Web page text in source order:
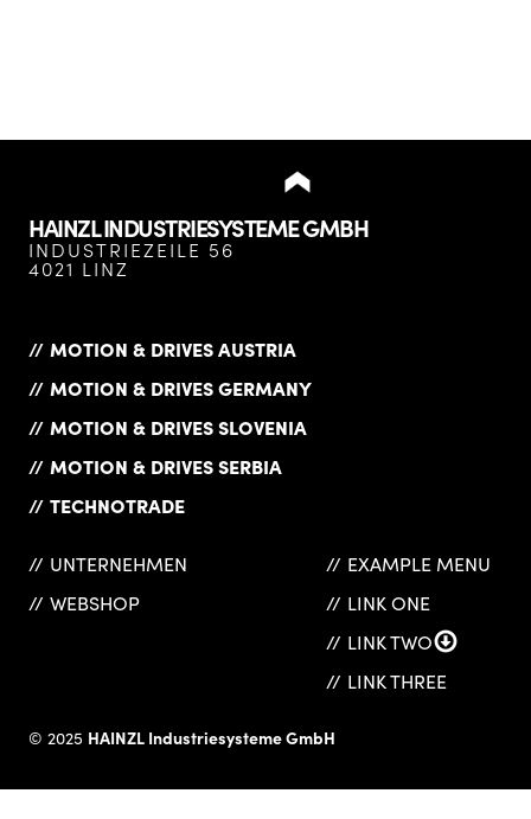
HAINZL INDUSTRIESYSTEME GMBH
INDUSTRIEZEILE 56
4021 LINZ
MOTION & DRIVES AUSTRIA
MOTION & DRIVES GERMANY
MOTION & DRIVES SLOVENIA
MOTION & DRIVES SERBIA
TECHNOTRADE
UNTERNEHMEN
WEBSHOP
EXAMPLE MENU
LINK ONE
LINK TWO
LINK THREE
© 2025 HAINZL Industriesysteme GmbH